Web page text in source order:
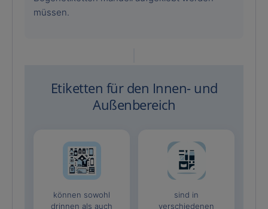
müssen.
Etiketten für den Innen- und
Außenbereich
können sowohl
drinnen als auch
sind in
verschiedenen